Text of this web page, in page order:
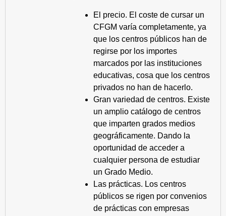
El precio. El coste de cursar un
CFGM varía completamente, ya
que los centros públicos han de
regirse por los importes
marcados por las instituciones
educativas, cosa que los centros
privados no han de hacerlo.
Gran variedad de centros. Existe
un amplio catálogo de centros
que imparten grados medios
geográficamente. Dando la
oportunidad de acceder a
cualquier persona de estudiar
un Grado Medio.
Las prácticas. Los centros
públicos se rigen por convenios
de prácticas con empresas